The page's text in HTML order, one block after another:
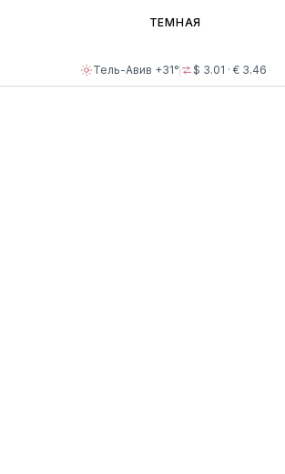
Тель-Авив +31° $ 3.01 · € 3.46
ТЕМНАЯ